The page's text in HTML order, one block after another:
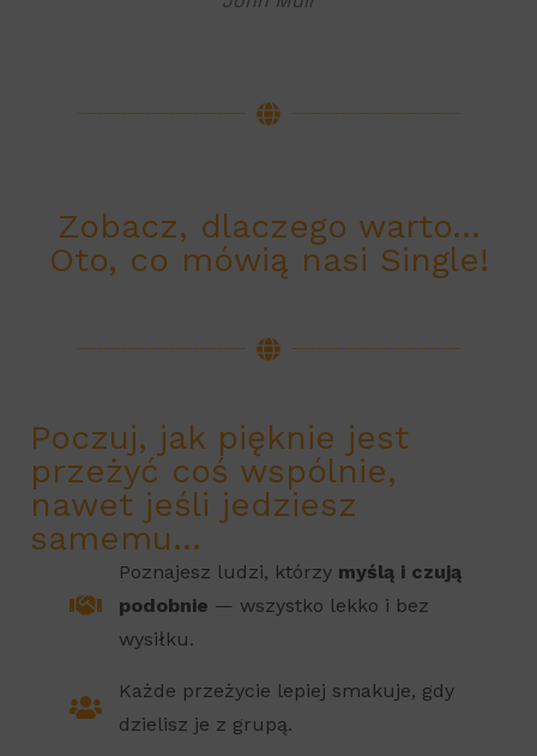
Zobacz, dlaczego warto…
Oto, co mówią nasi Single!
Poczuj, jak pięknie jest
przeżyć coś wspólnie,
nawet jeśli jedziesz
samemu...
Poznajesz ludzi, którzy myślą i czują
podobnie — wszystko lekko i bez
wysiłku.
Każde przeżycie lepiej smakuje, gdy
dzielisz je z grupą.